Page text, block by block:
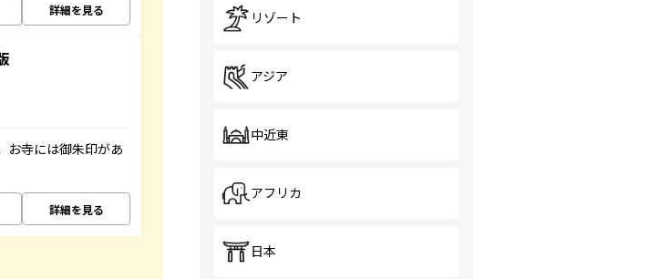
詳細を見る
お寺には御朱印があ
詳細を見る
リゾート
アジア
中近東
アフリカ
日本